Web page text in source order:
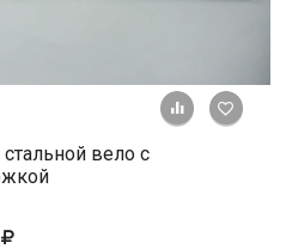
+ К
стальной вело с
Быстрый